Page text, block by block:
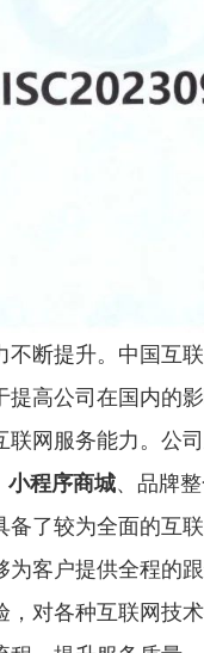
断提升。中国互
高公司在国内的
网服务能力。公
小程序商城、品牌
了较为全面的互联
客户提供全程的
对各种互联网技